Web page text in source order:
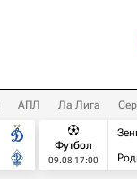
АПЛ Ла Лига
Футбол
09.08 17:00